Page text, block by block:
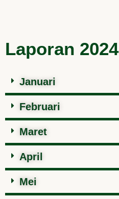
Laporan 2024
Januari
Februari
Maret
April
Mei